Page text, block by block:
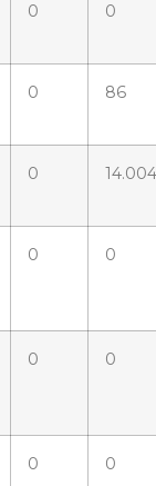
0 0
0 86
0 14.004
0 0
0 0
0 0